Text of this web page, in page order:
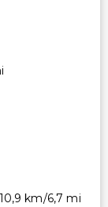
km/6,7 mi